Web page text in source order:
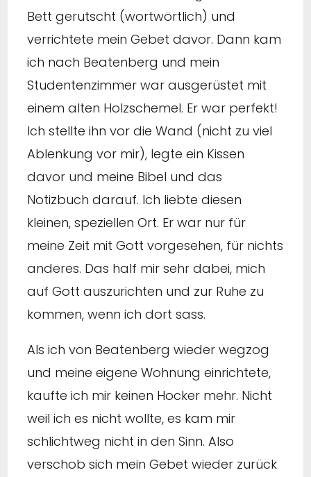
Bett gerutscht (wortwörtlich) und
verrichtete mein Gebet davor. Dann kam
ich nach Beatenberg und mein
Studentenzimmer war ausgerüstet mit
einem alten Holzschemel. Er war perfekt!
Ich stellte ihn vor die Wand (nicht zu viel
Ablenkung vor mir), legte ein Kissen
davor und meine Bibel und das
Notizbuch darauf. Ich liebte diesen
kleinen, speziellen Ort. Er war nur für
meine Zeit mit Gott vorgesehen, für nichts
anderes. Das half mir sehr dabei, mich
auf Gott auszurichten und zur Ruhe zu
kommen, wenn ich dort sass.
Als ich von Beatenberg wieder wegzog
und meine eigene Wohnung einrichtete,
kaufte ich mir keinen Hocker mehr. Nicht
weil ich es nicht wollte, es kam mir
schlichtweg nicht in den Sinn. Also
verschob sich mein Gebet wieder zurück